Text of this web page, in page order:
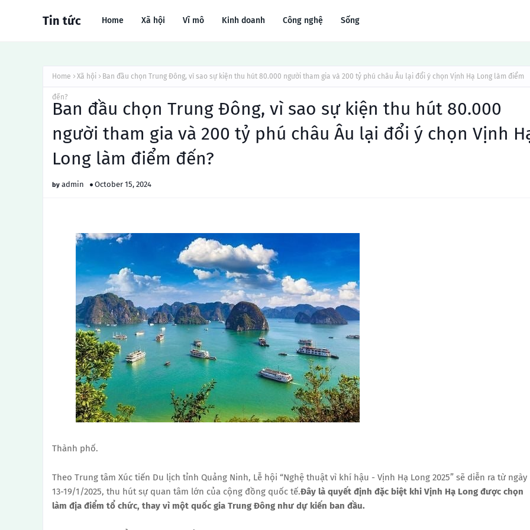
Tin tức Home Xã hội Vĩ mô Kinh doanh Công nghệ Sống
Home Xã hội Ban đầu chọn Trung Đông, vì sao sự kiện thu hút 80.000 người tham gia và 200 tỷ phú châu Âu lại đổi ý chọn Vịnh Hạ Long làm điểm
đến?
Ban đầu chọn Trung Đông, vì sao sự kiện thu hút 80.000
người tham gia và 200 tỷ phú châu Âu lại đổi ý chọn Vịnh
Long làm điểm đến?
admin October 15, 2024
Thành phố.
Theo Trung tâm Xúc tiến Du lịch tỉnh Quảng Ninh, Lễ hội “Nghệ thuật vì khí hậu - Vịnh Hạ Long 2025” sẽ diễn ra từ ngày
13-19/1/2025, thu hút sự quan tâm lớn của cộng đồng quốc tế.Đây là quyết định đặc biệt khi Vịnh Hạ Long được chọn
làm địa điểm tổ chức, thay vì một quốc gia Trung Đông như dự kiến ​​ban đầu.